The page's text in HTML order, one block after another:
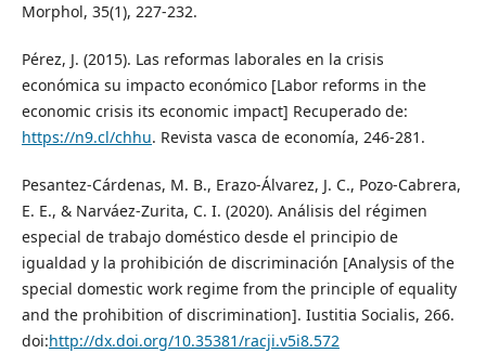
Morphol, 35(1), 227-232.
Pérez, J. (2015). Las reformas laborales en la crisis
económica su impacto económico [Labor reforms in the
economic crisis its economic impact] Recuperado de:
https://n9.cl/chhu. Revista vasca de economía, 246-281.
Pesantez-Cárdenas, M. B., Erazo-Álvarez, J. C., Pozo-Cabrera,
E. E., & Narváez-Zurita, C. I. (2020). Análisis del régimen
especial de trabajo doméstico desde el principio de
igualdad y la prohibición de discriminación [Analysis of the
special domestic work regime from the principle of equality
and the prohibition of discrimination]. Iustitia Socialis, 266.
doi:http://dx.doi.org/10.35381/racji.v5i8.572